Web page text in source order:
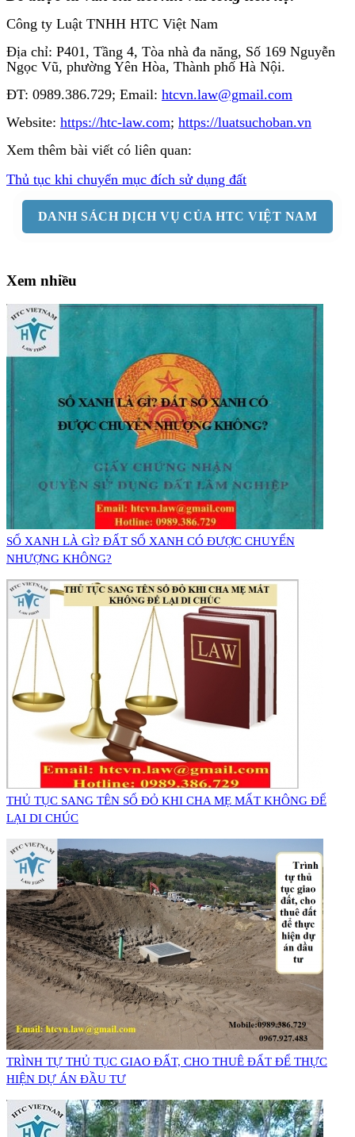
Công ty Luật TNHH HTC Việt Nam
Địa chỉ: P401, Tầng 4, Tòa nhà đa năng, Số 169 Nguyễn
Ngọc Vũ, phường Yên Hòa, Thành phố Hà Nội.
ĐT: 0989.386.729; Email: htcvn.law@gmail.com
Website: https://htc-law.com; https://luatsuchoban.vn
Xem thêm bài viết có liên quan:
Thủ tục khi chuyển mục đích sử dụng đất
DANH SÁCH DỊCH VỤ CỦA HTC VIỆT NAM
Xem nhiều
SỔ XANH LÀ GÌ? ĐẤT SỔ XANH CÓ ĐƯỢC CHUYỂN
NHƯỢNG KHÔNG?
​THỦ TỤC SANG TÊN SỔ ĐỎ KHI CHA MẸ MẤT KHÔNG ĐỂ
LẠI DI CHÚC
​TRÌNH TỰ THỦ TỤC GIAO ĐẤT, CHO THUÊ ĐẤT ĐỂ THỰC
HIỆN DỰ ÁN ĐẦU TƯ